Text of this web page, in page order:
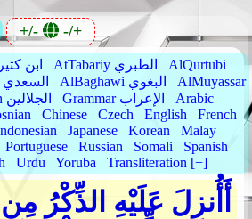
+/- -/+
IbnKathir ابن كثير AtTabariy الطبري
AlQurtubi
AsSaadiyy السعدي AlBaghawi البغوي
AlMuyassar
AlJalalain الجلالين Grammar الإعراب
Arabic
Chinese Czech English
French
Japanese Korean
Malay
Portuguese Russian Somali
Spanish
Urdu Yoruba Transliteration [+]
أَأُنزِلَ عَلَيْهِ الذِّكْرُ